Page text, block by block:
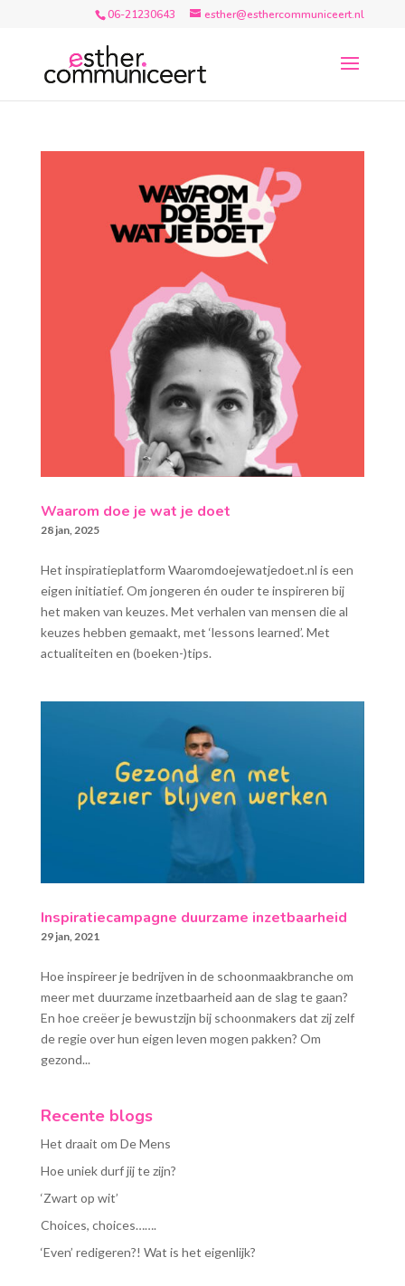
06-21230643 esther@esthercommuniceert.nl
Waarom doe je wat je doet
28 jan, 2025
Het inspiratieplatform Waaromdoejewatjedoet.nl is een
eigen initiatief. Om jongeren én ouder te inspireren bij
het maken van keuzes. Met verhalen van mensen die al
keuzes hebben gemaakt, met ‘lessons learned’. Met
actualiteiten en (boeken-)tips.
Inspiratiecampagne duurzame inzetbaarheid
29 jan, 2021
Hoe inspireer je bedrijven in de schoonmaakbranche om
meer met duurzame inzetbaarheid aan de slag te gaan?
En hoe creëer je bewustzijn bij schoonmakers dat zij zelf
de regie over hun eigen leven mogen pakken? Om
gezond...
Recente blogs
Het draait om De Mens
Hoe uniek durf jij te zijn?
‘Zwart op wit’
Choices, choices…….
‘Even’ redigeren?! Wat is het eigenlijk?